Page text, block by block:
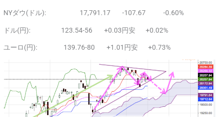
NYダウ(ドル): 17,791.17 -107.67 -0.60%
ドル(円): 123.54-56 +0.03円安 +0.02%
ユーロ(円): 139.76-80 +1.01円安 +0.73%